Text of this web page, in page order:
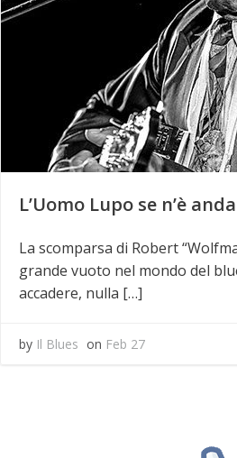
L’Uomo Lupo se n’è
La scomparsa di Robert
grande vuoto nel mondo del
accadere, nulla […]
by Il Blues on Feb 27